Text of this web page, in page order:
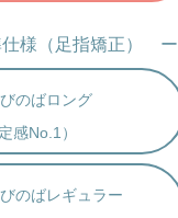
様（足指矯正） ー
のばロング
No.1）
のばレギュラー